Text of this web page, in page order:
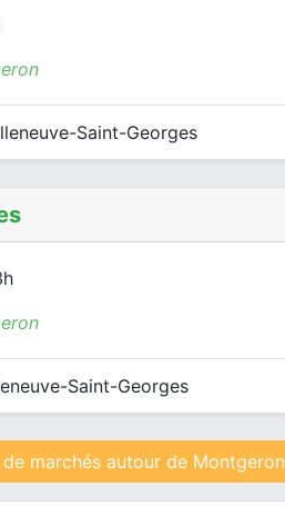
Saint-Georges
Saint-Georges
marchés autour de Montgeron